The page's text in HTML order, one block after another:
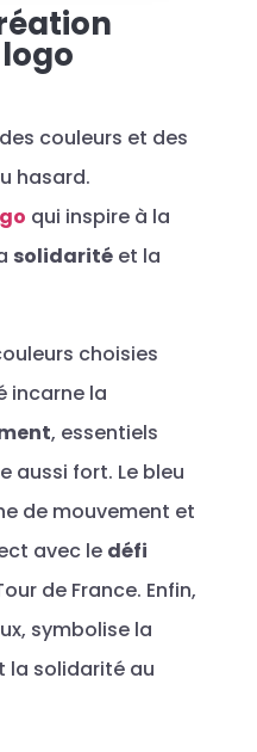
couleurs et des
hasard.
qui inspire à la
solidaritéet la
choisies
incarne la
, essentiels
aussi fort. Le bleu
de mouvement et
avec le défi
de France. Enfin,
symbolise la
la solidarité au